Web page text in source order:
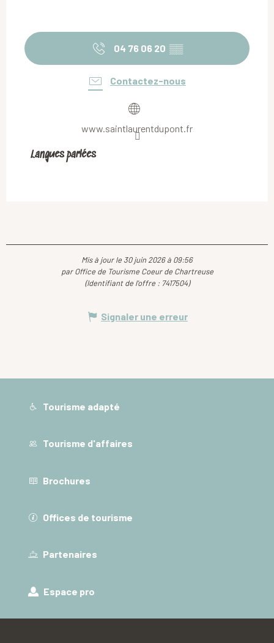
04 76 06 20 ▒▒
Contactez-nous
www.saintlaurentdupont.fr
Langues parlées
Langues parlées
Mis à jour le 30 juin 2026 à 09:56
par Office de Tourisme Coeur de Chartreuse
(Identifiant de l'offre : 7417504)
Signaler une erreur
Tourisme adapté
Tourisme d'affaires
Brochures
Offices de tourisme
Partenaires
Espace pro